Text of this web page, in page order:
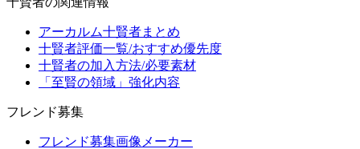
アーカルム十賢者まとめ
十賢者評価一覧/おすすめ優先度
十賢者の加入方法/必要素材
「至賢の領域」強化内容
フレンド募集
フレンド募集画像メーカー